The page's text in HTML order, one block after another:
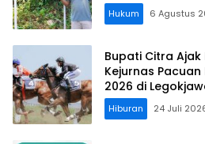
Hukum 6 Agustus
Bupati Citra
Kejurnas
2026 di
Hiburan 24 Juli